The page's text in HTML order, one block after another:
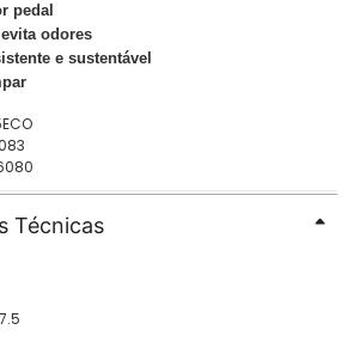
pedal
odores
e sustentável
Técnicas